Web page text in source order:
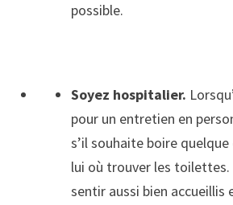
possible.
Soyez hospitalier.
pour un entretien en
s’il souhaite boire
lui où trouver les toilettes.
sentir aussi bien